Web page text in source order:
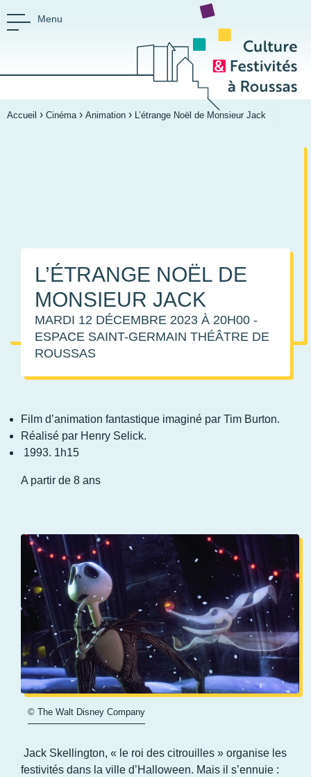
CULTURE ET
Espace culturel Saint-Germain
Menu
Accueil › Cinéma › Animation › L’étrange Noël de Monsieur Jack
L’ÉTRANGE NOËL DE
MONSIEUR JACK
MARDI 12 DÉCEMBRE 2023 À 20H00 -
ESPACE SAINT-GERMAIN THÉÂTRE DE
ROUSSAS
Film d’animation fantastique imaginé par Tim Burton.
Réalisé par Henry Selick.
1993. 1h15
A partir de 8 ans
© The Walt Disney Company
Jack Skellington, « le roi des citrouilles » organise les
festivités dans la ville d’Halloween. Mais il s’ennuie :